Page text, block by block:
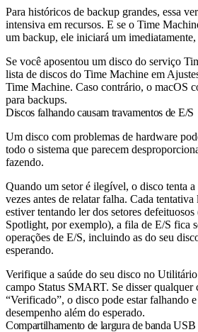
Para históricos de backup grandes, essa
intensiva em recursos. E se o Time
um backup, ele iniciará um
Se você aposentou um disco do serviço
lista de discos do Time Machine em
Time Machine. Caso contrário, o macOS
para backups.
Discos falhando causam travamentos de E/S
Um disco com problemas de hardware
todo o sistema que parecem
fazendo.
Quando um setor é ilegível, o disco tenta
vezes antes de relatar falha. Cada
estiver tentando ler dos setores
Spotlight, por exemplo), a fila de E/S fica
operações de E/S, incluindo as do seu
esperando.
Verifique a saúde do seu disco no
campo Status SMART. Se disser qualquer
“Verificado”, o disco pode estar falhando
desempenho além do esperado.
Compartilhamento de largura de banda USB